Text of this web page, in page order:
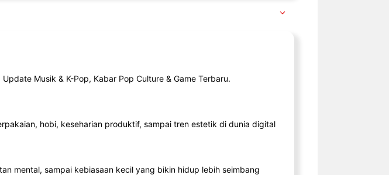
Update Musik & K-Pop, Kabar Pop Culture & Game Terbaru.
hobi, keseharian produktif, sampai tren estetik di dunia digital
mental, sampai kebiasaan kecil yang bikin hidup lebih seimbang